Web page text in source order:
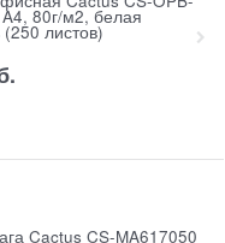
80г/м2, белая
листов)
Cactus CS-MA617050